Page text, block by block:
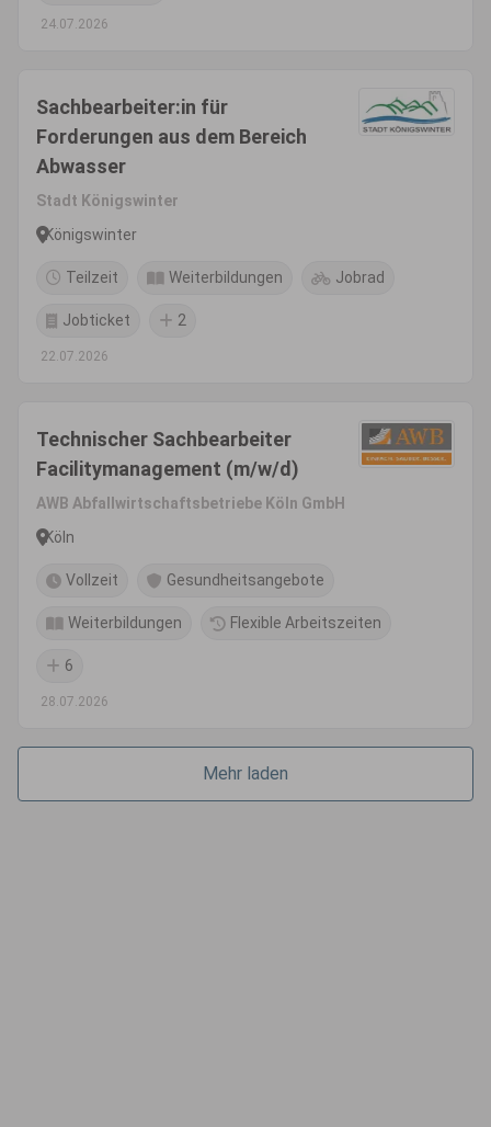
24.07.2026
Sachbearbeiter:in für
Forderungen aus dem Bereich
Abwasser
Stadt Königswinter
Königswinter
Teilzeit Weiterbildungen Jobrad
Jobticket 2
22.07.2026
Technischer Sachbearbeiter
Facilitymanagement (m/w/d)
AWB Abfallwirtschaftsbetriebe Köln GmbH
Köln
Vollzeit Gesundheitsangebote
Weiterbildungen Flexible Arbeitszeiten
6
28.07.2026
Mehr laden